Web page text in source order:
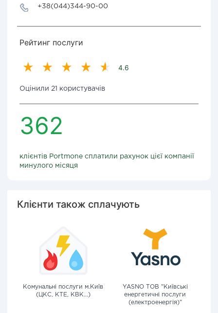
+38(044)344-90-00
Рейтинг послуги
4.6
Оцінили 21 користувачів
362
клієнтів Portmone сплатили рахунок цієї компанії
минулого місяця
Клієнти також сплачують
Комунальні послуги м.Київ
(ЦКС, КТЕ, КВК...)
YASNO ТОВ "Київські
енергетичні послуги
(електроенергія)"